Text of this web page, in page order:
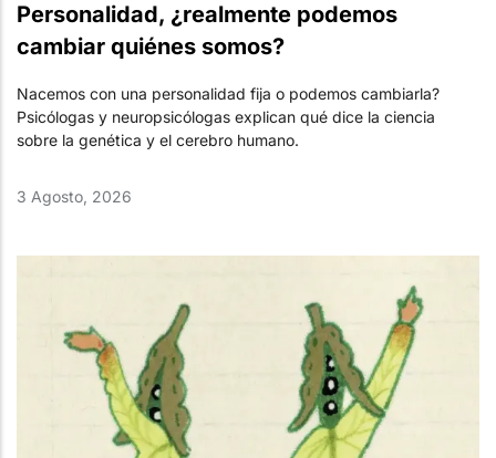
Personalidad, ¿realmente podemos
cambiar quiénes somos?
Nacemos con una personalidad fija o podemos cambiarla?
Psicólogas y neuropsicólogas explican qué dice la ciencia
sobre la genética y el cerebro humano.
3 Agosto, 2026